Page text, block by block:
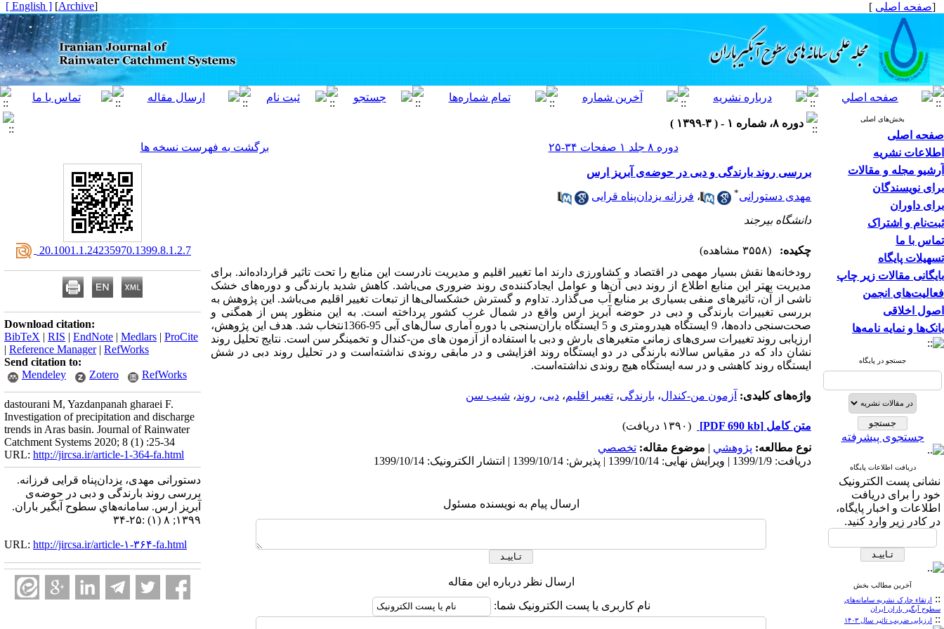
[صفحه اصلی ]
[
Archive
]
[ English ]
بخش‌های اصلی
صفحه اصلی
اطلاعات نشریه
آرشیو مجله و مقالات
برای نویسندگان
برای داوران
ثبت‌نام و اشتراک
تماس با ما
تسهیلات پایگاه
بایگانی مقالات زیر چاپ
فعالیت‌های انجمن
اصول اخلاقی
بانک‌ها و نمایه نامه‌ها
جستجو در پایگاه
جستجوی پیشرفته
دریافت اطلاعات پایگاه
نشانی پست الکترونیک
خود را برای دریافت
اطلاعات و اخبار پایگاه،
در کادر زیر وارد کنید.
آخرین مطالب بخش
:: ارتقاء چارک نشریه سامانه‌های
سطوح آبگیر باران ایران
:: ارزیابی ضریب تاثیر سال ۱۴۰۳
دوره ۸، شماره ۱ - ( ۳-۱۳۹۹ )
دوره ۸ جلد ۱ صفحات ۳۴-۲۵
برگشت به فهرست نسخه ها
بررسی روند بارندگی و دبی در حوضه‌ی آبریز ارس
مهدی دستورانی* ، فرزانه یزدان‌پناه قرایی
دانشگاه بیرجند
چکیده:
(۳۵۵۸ مشاهده)
رودخانه‌ها نقش بسیار مهمی در اقتصاد و کشاورزی دارند اما تغییر اقلیم و مدیریت نادرست این منابع را تحت تاثیر قرارداده‌اند. برای
مدیریت بهتر این منابع اطلاع از روند دبی آن‌ها و عوامل ایجاد‌کننده‌ی روند ضروری می‌باشد. کاهش شدید بارندگی و دوره‌های خشک
ناشی از آن، تاثیرهای منفی بسیاری بر منابع آب می‌گذارد. تداوم و گسترش خشکسالی‌ها از تبعات تغییر اقلیم می‌باشد. این پژوهش به
بررسی تغییرات بارندگی و دبی در حوضه آبریز ارس واقع در شمال غرب کشور پرداخته است. به این منظور پس از همگنی و
صحت‌سنجی داده‌ها، 9 ایستگاه هیدرومتری و 5 ایستگاه باران
سنجی با دوره آماری سال‌های آبی 95-1366نتخاب شد. هدف این پژوهش،
ارزیابی روند تغییرات سری‌های زمانی متغیرهای بارش و دبی با استفاده از آزمون های من-کندال و تخمینگر سن است. نتایج تحلیل روند
نشان داد که در مقیاس سالانه بارندگی در دو ایستگاه روند افزایشی و در مابقی روندی نداشته‌است و در تحلیل روند دبی در شش
ایستگاه روند کاهشی و در سه ایستگاه هیچ روندی نداشته‌است.
واژه‌های کلیدی: آزمون من-کندال، بارندگی، تغییر اقلیم، دبی، روند، شیب سن
متن کامل [PDF 690 kb]
(۱۳۹۰ دریافت)
نوع مطالعه: پژوهشي | موضوع مقاله: تخصصي
دریافت: 1399/1/9 | ویرایش نهایی: 1399/10/14 | پذیرش: 1399/10/14 | انتشار الکترونیک: 1399/10/14
ارسال پیام به نویسنده مسئول
ارسال نظر درباره این مقاله
نام کاربری یا پست الکترونیک شما:
‎ 20.1001.1.24235970.1399.8.1.2.7
Download citation:
BibTeX | RIS | EndNote | Medlars | ProCite
| Reference Manager| RefWorks
Send citation to:
Mendeley
Zotero RefWorks
dastourani M, Yazdanpanah gharaei F.
Investigation of precipitation and discharge
trends in Aras basin. Journal of Rainwater
Catchment Systems 2020; 8 (1) :25-34
URL: http://jircsa.ir/article-1-364-fa.html
دستورانی مهدی، یزدان‌پناه قرایی فرزانه.
بررسی روند بارندگی و دبی در حوضه‌ی
آبریز ارس. سامانه‌هاي سطوح آبگير باران.
۱۳۹۹; ۸ (۱) :۲۵-۳۴
URL: http://jircsa.ir/article-۱-۳۶۴-fa.html